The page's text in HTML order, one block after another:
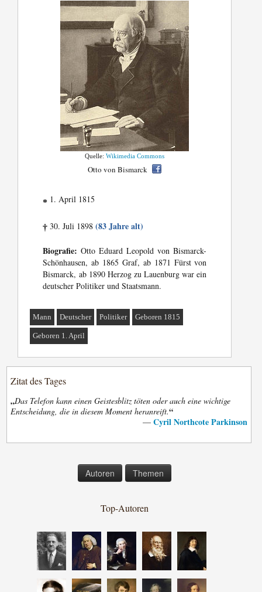
Quelle:Wikimedia Commons
Otto von Bismarck
* 1. April 1815
† 30. Juli 1898(83 Jahre alt)
Biografie: Otto Eduard Leopold von Bismarck-
Schönhausen, ab 1865 Graf, ab 1871 Fürst von
Bismarck, ab 1890 Herzog zu Lauenburg war ein
deutscher Politiker und Staatsmann.
Mann Deutscher Politiker Geboren 1815
Geboren 1. April
Zitat des Tages
„Das Telefon kann einen Geistesblitz töten oder auch eine wichtige
Entscheidung, die in diesem Moment heranreift.“
— Cyril Northcote Parkinson
Autoren Themen
Top-Autoren